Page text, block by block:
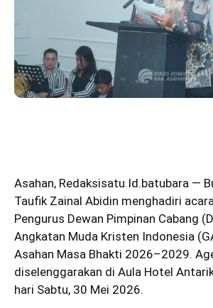
Asahan, Redaksisatu.Id.batubara —
Taufik Zainal Abidin menghadiri
Pengurus Dewan Pimpinan Cabang
Angkatan Muda Kristen Indonesia
Asahan Masa Bhakti 2026–2029.
diselenggarakan di Aula Hotel
hari Sabtu, 30 Mei 2026.